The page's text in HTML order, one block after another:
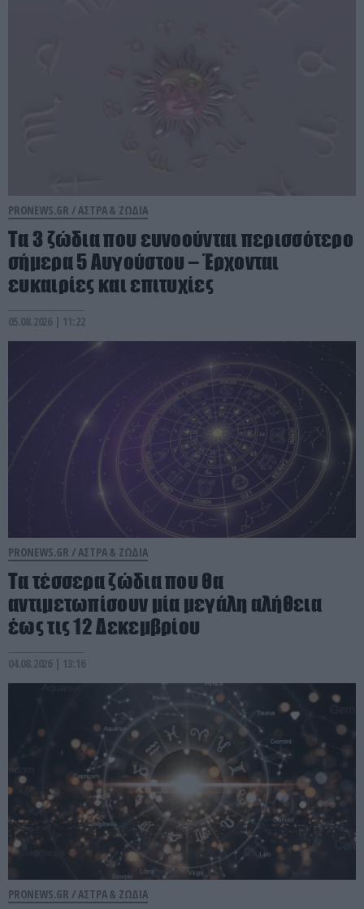
PRONEWS.GR /ΑΣΤΡΑ & ΖΩΔΙΑ
Τα 3 ζώδια που ευνοούνται περισσότερο
σήμερα 5 Αυγούστου – Έρχονται
ευκαιρίες και επιτυχίες
05.08.2026 | 11:22
PRONEWS.GR /ΑΣΤΡΑ & ΖΩΔΙΑ
Τα τέσσερα ζώδια που θα
αντιμετωπίσουν μία μεγάλη αλήθεια
έως τις 12 Δεκεμβρίου
04.08.2026 | 13:16
PRONEWS.GR / ΑΣΤΡΑ & ΖΩΔΙΑ